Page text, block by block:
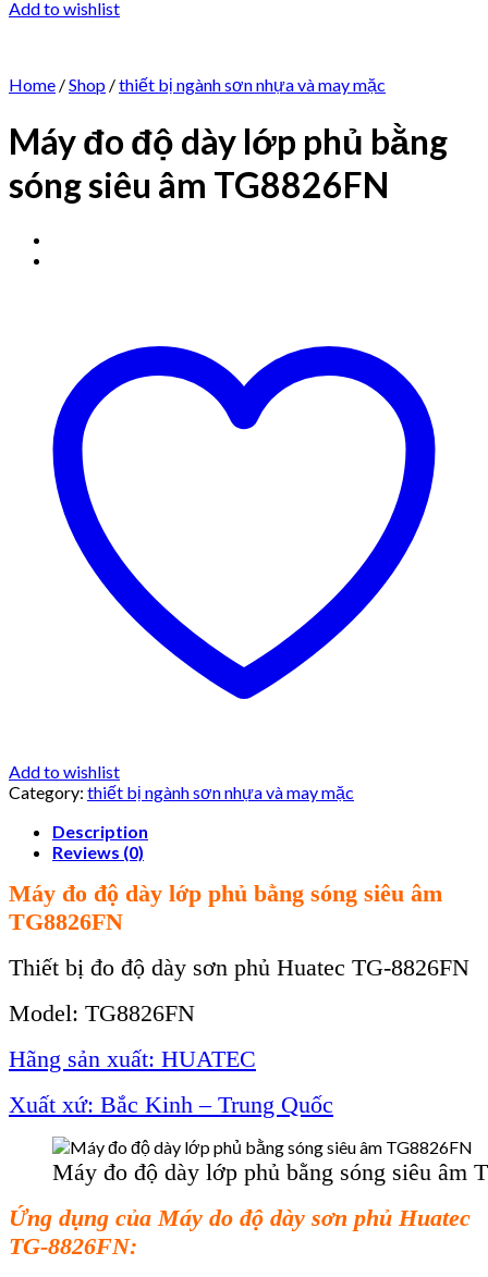
Add to wishlist
Home /Shop /thiết bị ngành sơn nhựa và may mặc
Máy đo độ dày lớp phủ bằng
sóng siêu âm TG8826FN
Add to wishlist
Category: thiết bị ngành sơn nhựa và may mặc
Description
Reviews (0)
Máy đo độ dày lớp phủ bằng sóng siêu âm
TG8826FN
Thiết bị đo độ dày sơn phủ Huatec TG-8826FN
Model: TG8826FN
Hãng sản xuất: HUATEC
Xuất xứ: Bắc Kinh – Trung Quốc
Máy đo độ dày lớp phủ bằng sóng siêu âm
Ứng dụng của Máy do độ dày sơn phủ Huatec
TG-8826FN: